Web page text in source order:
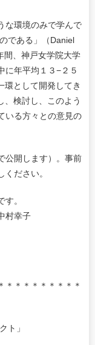
な環境のみで学んで
である」（Daniel
間、神戸女学院大学
に年平均１３−２５
環として開発してき
、検討し、このよう
いる方々との意見の
公開します）。事前
ださい。
。
村幸子
＊＊＊＊＊＊＊＊＊
ト」